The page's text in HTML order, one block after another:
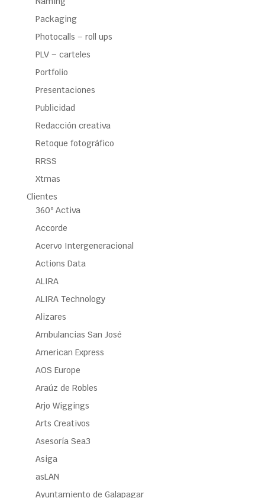
Packaging
Photocalls – roll ups
PLV – carteles
Portfolio
Presentaciones
Publicidad
Redacción creativa
Retoque fotográfico
RRSS
Xtmas
Clientes
360º Activa
Accorde
Acervo Intergeneracional
Actions Data
ALIRA
ALIRA Technology
Alizares
Ambulancias San José
American Express
AOS Europe
Araúz de Robles
Arjo Wiggings
Arts Creativos
Asesoría Sea3
Asiga
asLAN
Ayuntamiento de Galapagar